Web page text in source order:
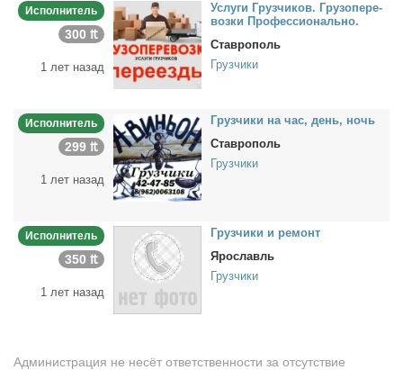
Исполнитель
300 ₶
1 лет назад
Услу­ги Груз­чи­ков. Гру­зо­пе­ре­
воз­ки Про­фес­сио­наль­но.
Ставрополь
Грузчики
Исполнитель
299 ₶
1 лет назад
Груз­чи­ки на час, день, ночь
Ставрополь
Грузчики
Исполнитель
350 ₶
1 лет назад
Груз­чи­ки и ре­монт
Ярославль
Грузчики
Администрация не несёт ответственности за отсутствие